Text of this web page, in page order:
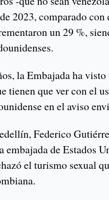
2023, comparado
un 29 %,
la Embajada ha
tienen que ver con el
en el aviso
Federico
embajada de Estados
el turismo sexual